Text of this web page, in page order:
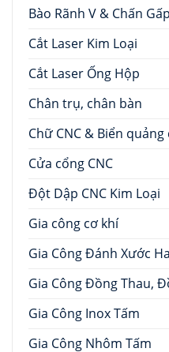
Bào Rãnh V & Chấn Gấp
Cắt Laser Kim Loại
Cắt Laser Ống Hộp
Chân trụ, chân bàn
Chữ CNC & Biển quảng
Cửa cổng CNC
Đột Dập CNC Kim Loại
Gia công cơ khí
Gia Công Đánh Xước
Gia Công Đồng Thau,
Gia Công Inox Tấm
Gia Công Nhôm Tấm